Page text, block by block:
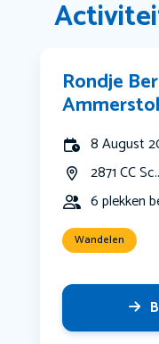
Rondje
Ammerstol
8 August
2871 CC
6 plekken
Wandelen